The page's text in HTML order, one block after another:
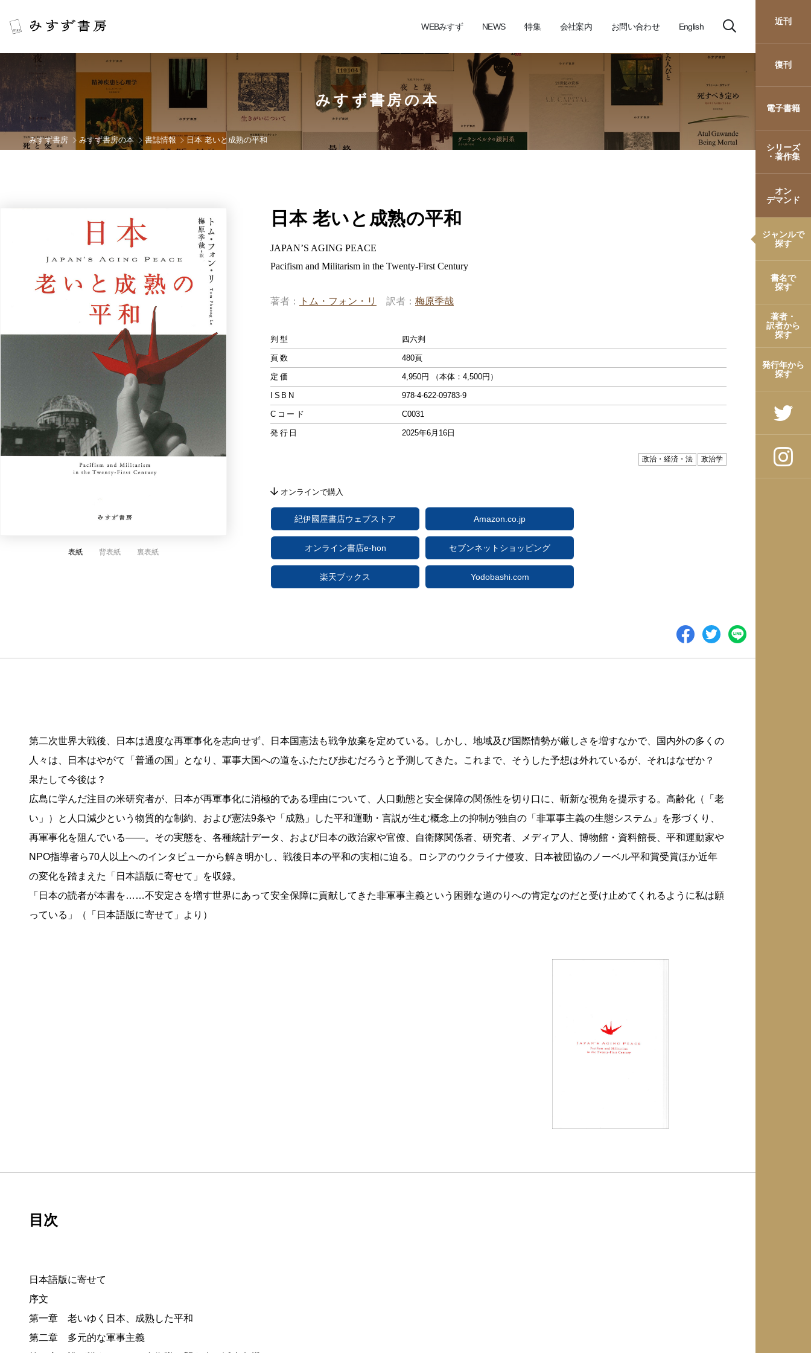
WEBみすず NEWS 特集 会社案内 お問い合わせ English
近刊
復刊
電子書籍
シリーズ
・著作集
オン
デマンド
ジャンルで
探す
書名で
探す
著者・
訳者から
探す
発行年から
探す
みすず書房の本
みすず書房 みすず書房の本 書誌情報 日本 老いと成熟の平和
日本 老いと成熟の平和
JAPAN’S AGING PEACE
Pacifism and Militarism in the Twenty-First Century
表紙 背表紙 裏表紙
著者 トム・フォン・リ 訳者 梅原季哉
判型 四六判
頁数 480頁
定価 4,950円 （本体：4,500円）
ISBN 978-4-622-09783-9
Cコード C0031
発行日 2025年6月16日
政治・経済・法 政治学
オンラインで購入
紀伊國屋書店ウェブストア Amazon.co.jp
オンライン書店e-hon セブンネットショッピング
楽天ブックス Yodobashi.com
第二次世界大戦後、日本は過度な再軍事化を志向せず、日本国憲法も戦争放棄を定めている。しかし、地域及び国際情勢が厳しさを増すなかで、国内外の多くの
人々は、日本はやがて「普通の国」となり、軍事大国への道をふたたび歩むだろうと予測してきた。これまで、そうした予想は外れているが、それはなぜか？
果たして今後は？
広島に学んだ注目の米研究者が、日本が再軍事化に消極的である理由について、人口動態と安全保障の関係性を切り口に、斬新な視角を提示する。高齢化（「老
い」）と人口減少という物質的な制約、および憲法9条や「成熟」した平和運動・言説が生む概念上の抑制が独自の「非軍事主義の生態システム」を形づくり、
再軍事化を阻んでいる――。その実態を、各種統計データ、および日本の政治家や官僚、自衛隊関係者、研究者、メディア人、博物館・資料館長、平和運動家や
NPO指導者ら70人以上へのインタビューから解き明かし、戦後日本の平和の実相に迫る。ロシアのウクライナ侵攻、日本被団協のノーベル平和賞受賞ほか近年
の変化を踏まえた「日本語版に寄せて」を収録。
「日本の読者が本書を……不安定さを増す世界にあって安全保障に貢献してきた非軍事主義という困難な道のりへの肯定なのだと受け止めてくれるように私は願
っている」（「日本語版に寄せて」より）
目次
日本語版に寄せて
序文
第一章 老いゆく日本、成熟した平和
第二章 多元的な軍事主義